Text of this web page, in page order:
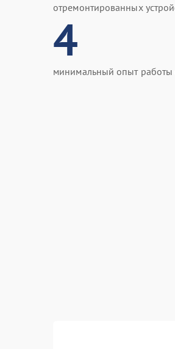
отремонтированных
4
минимальный опыт работы